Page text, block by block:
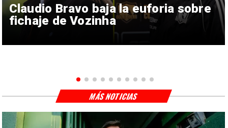
Claudio Bravo baja la euforia sobre
fichaje de Vozinha
MÁS NOTICIAS